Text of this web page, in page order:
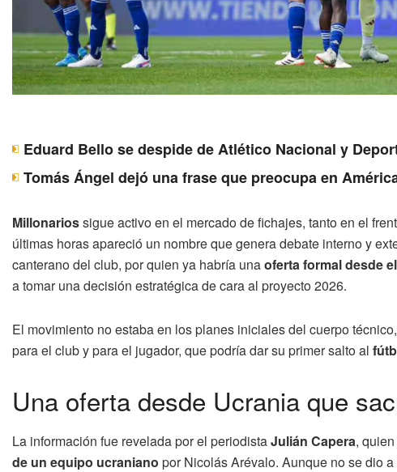
Eduard Bello se despide de Atlético Nacional y
Tomás Ángel dejó una frase que preocupa en
Millonariossigue activo en el mercado de fichajes, tanto en el
últimas horas apareció un nombre que genera debate interno y
canterano del club, por quien ya habría unaoferta formal desde
a tomar una decisión estratégica de cara al proyecto 2026.
El movimiento no estaba en los planes iniciales del cuerpo
para el club y para el jugador, que podría dar su primer salto al
Una oferta desde Ucrania que
La información fue revelada por el periodistaJulián Capera,
de un equipo ucraniano por Nicolás Arévalo. Aunque no se dio